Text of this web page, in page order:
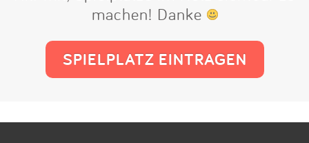
machen! Danke
SPIELPLATZ EINTRAGEN